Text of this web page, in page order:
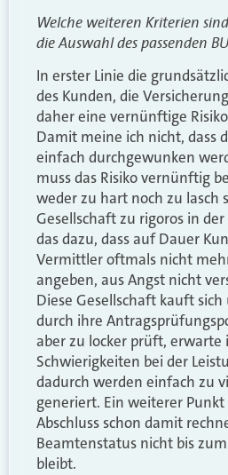
Welche weiteren Kriterien
die Auswahl des passenden
In erster Linie die
des Kunden, die
daher eine vernünftige
Damit meine ich nicht, dass
einfach durchgewunken
muss das Risiko vernünftig
weder zu hart noch zu lasch
Gesellschaft zu rigoros in
das dazu, dass auf Dauer
Vermittler oftmals nicht
angeben, aus Angst nicht
Diese Gesellschaft kauft
durch ihre
aber zu locker prüft, erwarte
Schwierigkeiten bei der
dadurch werden einfach zu
generiert. Ein weiterer Punkt
Abschluss schon damit
Beamtenstatus nicht bis
bleibt.